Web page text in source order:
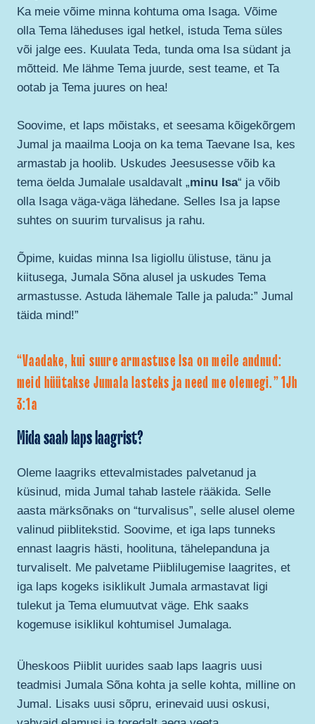
Ka meie võime minna kohtuma oma Isaga. Võime
olla Tema läheduses igal hetkel, istuda Tema süles
või jalge ees. Kuulata Teda, tunda oma Isa südant ja
mõtteid. Me lähme Tema juurde, sest teame, et Ta
ootab ja Tema juures on hea!
Soovime, et laps mõistaks, et seesama kõigekõrgem
Jumal ja maailma Looja on ka tema Taevane Isa, kes
armastab ja hoolib. Uskudes Jeesusesse võib ka
tema öelda Jumalale usaldavalt „minu Isa“ ja võib
olla Isaga väga-väga lähedane. Selles Isa ja lapse
suhtes on suurim turvalisus ja rahu.
Õpime, kuidas minna Isa ligiollu ülistuse, tänu ja
kiitusega, Jumala Sõna alusel ja uskudes Tema
armastusse. Astuda lähemale Talle ja paluda:” Jumal
täida mind!”
“Vaadake, kui suure armastuse Isa on meile andnud:
meid hüütakse Jumala lasteks ja need me olemegi.” 1Jh
3:1a
Mida saab laps laagrist?
Oleme laagriks ettevalmistades palvetanud ja
küsinud, mida Jumal tahab lastele rääkida. Selle
aasta märksõnaks on “turvalisus”, selle alusel oleme
valinud piiblitekstid. Soovime, et iga laps tunneks
ennast laagris hästi, hoolituna, tähelepanduna ja
turvaliselt. Me palvetame Piiblilugemise laagrites, et
iga laps kogeks isiklikult Jumala armastavat ligi
tulekut ja Tema elumuutvat väge. Ehk saaks
kogemuse isiklikul kohtumisel Jumalaga.
Üheskoos Piiblit uurides saab laps laagris uusi
teadmisi Jumala Sõna kohta ja selle kohta, milline on
Jumal. Lisaks uusi sõpru, erinevaid uusi oskusi,